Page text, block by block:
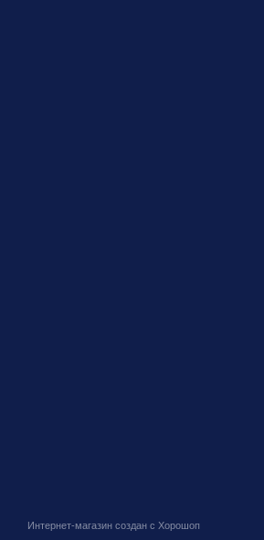
Интернет-магазин создан с Хорошоп